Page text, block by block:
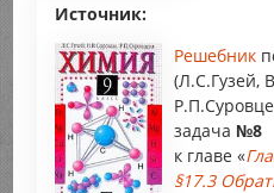
Источник:
Решебник
(Л.С.Гузей,
задача №8
к главе «
§17.3